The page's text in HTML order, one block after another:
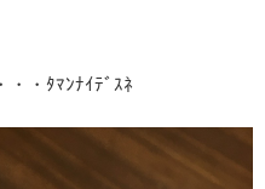
・ﾀﾏﾝﾅｲﾃﾞｽﾈ